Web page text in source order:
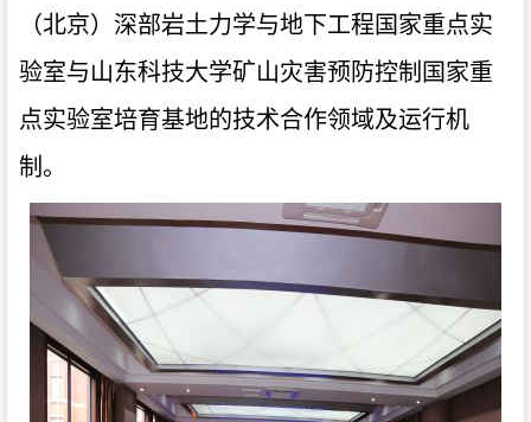
（北京）深部岩土力学与地下工程国家重点实
验室与山东科技大学矿山灾害预防控制国家重
点实验室培育基地的技术合作领域及运行机
制。